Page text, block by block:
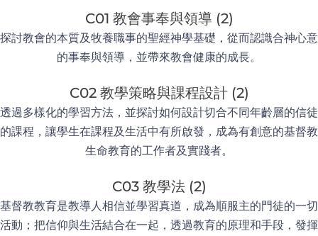
C01 教會事奉與領導 (2)
探討教會的本質及牧養職事的聖經神學基礎，從而認識合神心意
的事奉與領導，並帶來教會健康的成長。
C02 教學策略與課程設計 (2)
透過多樣化的學習方法，並探討如何設計切合不同年齡層的信徒
的課程，讓學生在課程及生活中有所啟發，成為有創意的基督教
生命教育的工作者及實踐者。
C03 教學法 (2)
基督教教育是教導人相信並學習真道，成為順服主的門徒的一切
活動；把信仰與生活結合在一起，透過教育的原理和手段，發揮